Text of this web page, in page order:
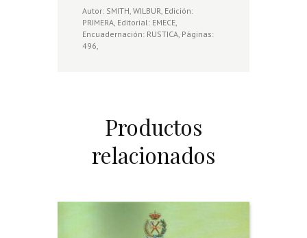
Autor: SMITH, WILBUR, Edición:
PRIMERA, Editorial: EMECE,
Encuadernación: RUSTICA, Páginas:
496,
Productos
relacionados